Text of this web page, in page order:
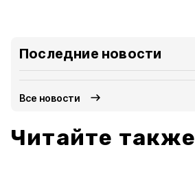
Последние новости
Все новости
Читайте также